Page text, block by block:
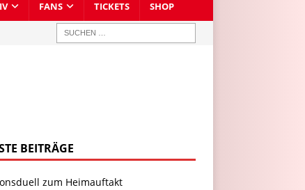
FANS TICKETS SHOP
BEITRÄGE
zum Heimauftakt